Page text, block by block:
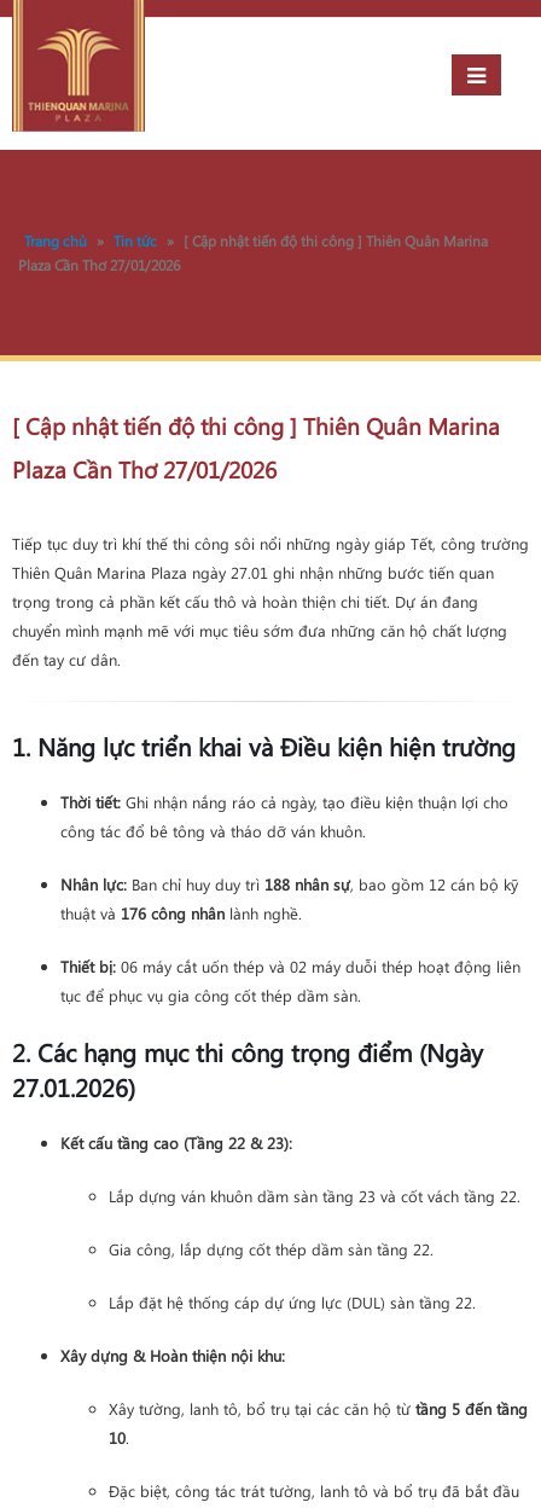
Trang chủ » Tin tức » [ Cập nhật tiến độ thi công ] Thiên Quân Marina
Plaza Cần Thơ 27/01/2026
[ Cập nhật tiến độ thi công ] Thiên Quân Marina
Plaza Cần Thơ 27/01/2026
Tiếp tục duy trì khí thế thi công sôi nổi những ngày giáp Tết, công trường
Thiên Quân Marina Plaza ngày 27.01 ghi nhận những bước tiến quan
trọng trong cả phần kết cấu thô và hoàn thiện chi tiết. Dự án đang
chuyển mình mạnh mẽ với mục tiêu sớm đưa những căn hộ chất lượng
đến tay cư dân.
1. Năng lực triển khai và Điều kiện hiện trường
Thời tiết: Ghi nhận nắng ráo cả ngày, tạo điều kiện thuận lợi cho
công tác đổ bê tông và tháo dỡ ván khuôn.
Nhân lực: Ban chỉ huy duy trì 188 nhân sự, bao gồm 12 cán bộ kỹ
thuật và 176 công nhân lành nghề.
Thiết bị: 06 máy cắt uốn thép và 02 máy duỗi thép hoạt động liên
tục để phục vụ gia công cốt thép dầm sàn.
2. Các hạng mục thi công trọng điểm (Ngày
27.01.2026)
Kết cấu tầng cao (Tầng 22 & 23):
Lắp dựng ván khuôn dầm sàn tầng 23 và cốt vách tầng 22.
Gia công, lắp dựng cốt thép dầm sàn tầng 22.
Lắp đặt hệ thống cáp dự ứng lực (DUL) sàn tầng 22.
Xây dựng & Hoàn thiện nội khu:
Xây tường, lanh tô, bổ trụ tại các căn hộ từ tầng 5 đến tầng
10.
Đặc biệt, công tác trát tường, lanh tô và bổ trụ đã bắt đầu